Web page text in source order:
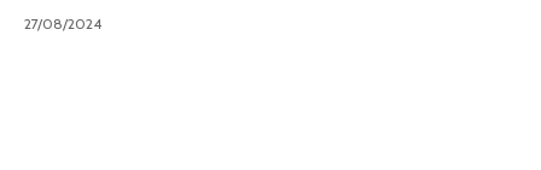
27/08/2024